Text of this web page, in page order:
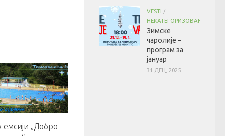
„Добро
VESTI /
НЕКАТЕГОРИЗОВАНО
Зимске
чаролије –
програм за
јануар
31 ДЕЦ, 2025